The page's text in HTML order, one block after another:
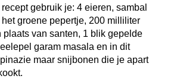
gebruik je: 4 eieren, sambal
groene pepertje, 200 milliliter
plaats van santen, 1 blik gepelde
garam masala en in dit
maar snijbonen die je apart